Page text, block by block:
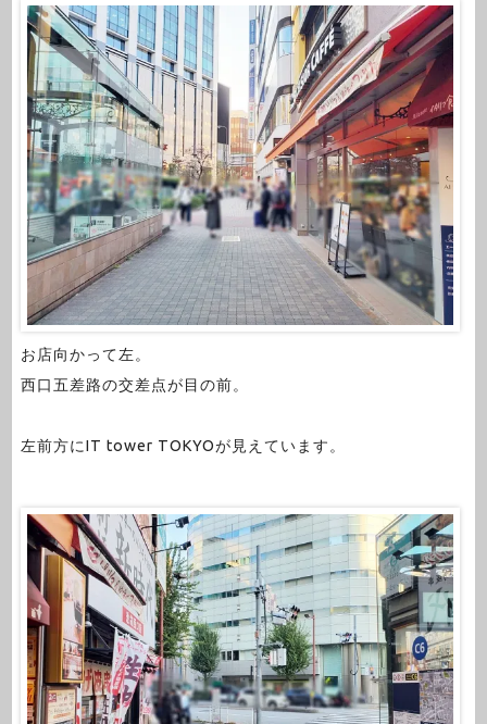
お店向かって左。
西口五差路の交差点が目の前。
左前方にIT tower TOKYOが見えています。